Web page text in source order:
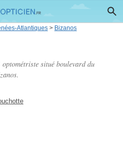
Atlantiques > Bizanos
situé boulevard du